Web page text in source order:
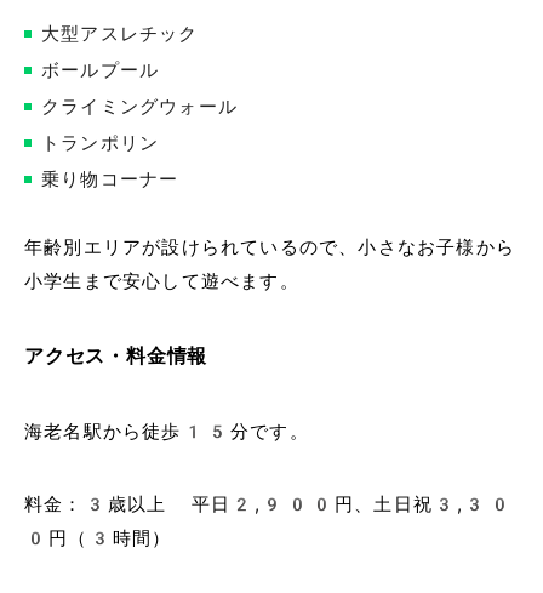
大型アスレチック
ボールプール
クライミングウォール
トランポリン
乗り物コーナー
年齢別エリアが設けられているので、小さなお子様から
小学生まで安心して遊べます。
アクセス・料金情報
海老名駅から徒歩15分です。
料金：3歳以上 平日2,900円、土日祝3,30
0円（3時間）